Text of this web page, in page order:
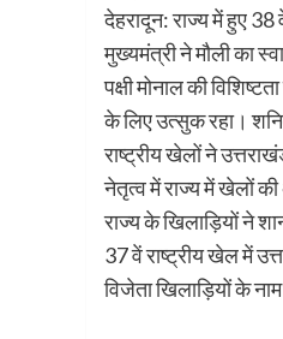
देहरादून: राज्य में हुए
मुख्यमंत्री ने मौली का
पक्षी मोनाल की
के लिए उत्सुक रहा।
राष्ट्रीय खेलों ने
नेतृत्व में राज्य में खेलों
राज्य के खिलाड़ियों ने
37 वें राष्ट्रीय खेल में
विजेता खिलाड़ियों के